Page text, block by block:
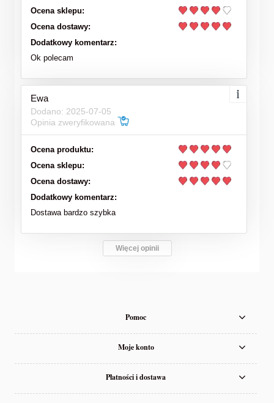
Ocena sklepu:
Ocena dostawy:
Dodatkowy komentarz:
Ok polecam
Ewa
Dodano: 2025-07-05
Opinia zweryfikowana
Ocena produktu:
Ocena sklepu:
Ocena dostawy:
Dodatkowy komentarz:
Dostawa bardzo szybka
Więcej opinii
Pomoc
Moje konto
Płatności i dostawa